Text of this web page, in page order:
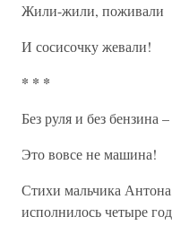
Жили-жили, поживали
И сосисочку жевали!
* * *
Без руля и без бензина –
Это вовсе не машина!
Стихи мальчика
исполнилось четыре